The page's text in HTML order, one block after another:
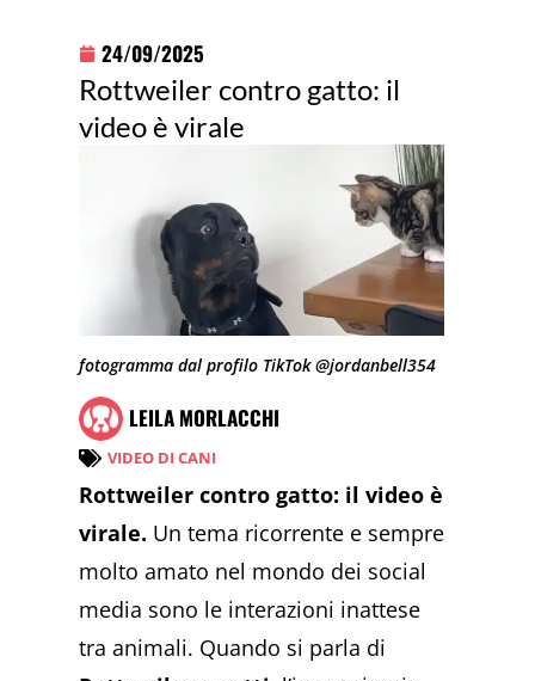
24/09/2025
Rottweiler contro gatto: il
video è virale
fotogramma dal profilo TikTok @jordanbell354
LEILA MORLACCHI
VIDEO DI CANI
Rottweiler contro gatto: il video è
virale. Un tema ricorrente e sempre
molto amato nel mondo dei social
media sono le interazioni inattese
tra animali. Quando si parla di